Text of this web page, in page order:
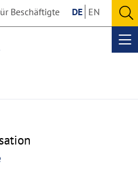
Beschäftigte DE EN